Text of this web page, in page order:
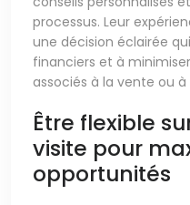
processus. Leur
une décision éclairée
financiers et à
associés à la vente ou
Être flexible
visite pour
opportunités